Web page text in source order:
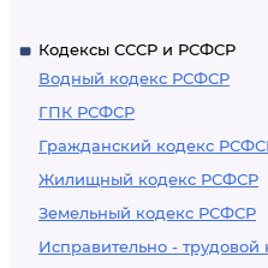
Кодексы СССР и РСФСР
Водный кодекс РСФСР
ГПК РСФСР
Гражданский кодекс
Жилищный кодекс РСФСР
Земельный кодекс РСФСР
Исправительно -